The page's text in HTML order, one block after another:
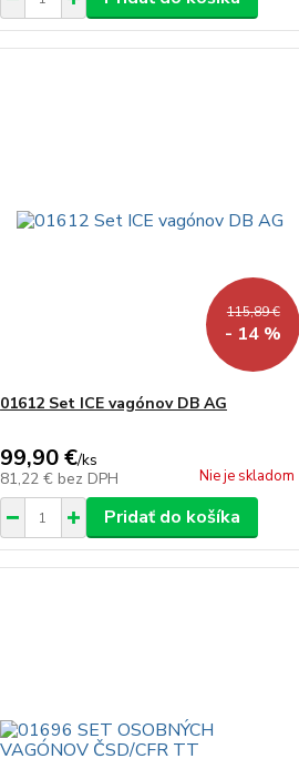
115,89 €
- 14 %
01612 Set ICE vagónov DB AG
99,90 €/ks
81,22 € bez DPH Nie je skladom
Pridať do košíka